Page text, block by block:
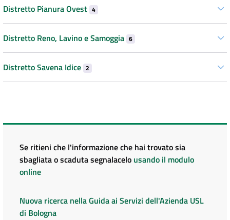
Distretto Pianura Ovest 4
Distretto Reno, Lavino e Samoggia 6
Distretto Savena Idice 2
Se ritieni che l'informazione che hai trovato sia
sbagliata o scaduta segnalacelo usando il modulo
online
Nuova ricerca nella Guida ai Servizi dell'Azienda USL
di Bologna